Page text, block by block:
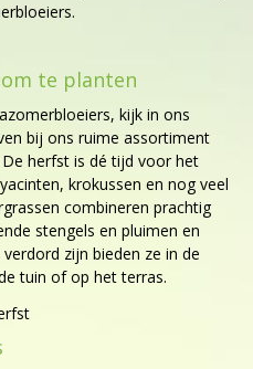
te planten
kijk in ons
bij ons ruime assortiment
herfst is dé tijd voor het
krokussen en nog veel
combineren prachtig
stengels en pluimen en
zijn bieden ze in de
tuin of op het terras.